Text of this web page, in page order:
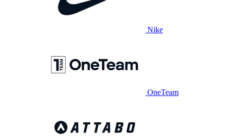
Nike
OneTeam